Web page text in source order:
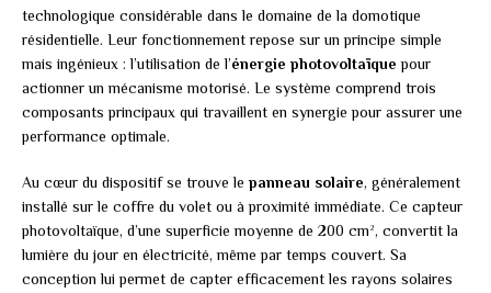
technologique considérable dans le domaine de la domotique
résidentielle. Leur fonctionnement repose sur un principe simple
mais ingénieux : l’utilisation de l’énergie photovoltaïque pour
actionner un mécanisme motorisé. Le système comprend trois
composants principaux qui travaillent en synergie pour assurer une
performance optimale.
Au cœur du dispositif se trouve le panneau solaire, généralement
installé sur le coffre du volet ou à proximité immédiate. Ce capteur
photovoltaïque, d’une superficie moyenne de 200 cm², convertit la
lumière du jour en électricité, même par temps couvert. Sa
conception lui permet de capter efficacement les rayons solaires